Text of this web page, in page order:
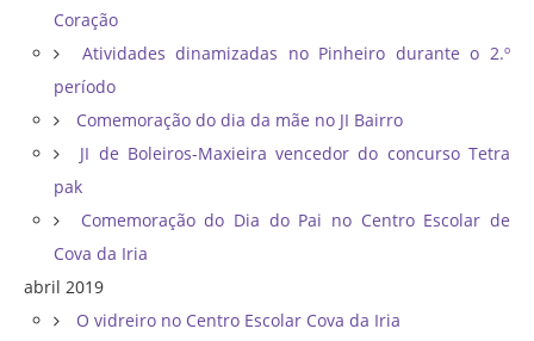
Coração
Atividades dinamizadas no Pinheiro durante o 2.º
período
Comemoração do dia da mãe no JI Bairro
JI de Boleiros-Maxieira vencedor do concurso Tetra
pak
Comemoração do Dia do Pai no Centro Escolar de
Cova da Iria
abril 2019
O vidreiro no Centro Escolar Cova da Iria